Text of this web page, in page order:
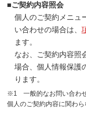
■ご契約内容照会
個人のご契約メニュ
い合わせの場合は、
ます。
なお、ご契約内容照
場合、個人情報保護
ります。
※1 一般的なお問い合わ
個人のご契約内容に関わら